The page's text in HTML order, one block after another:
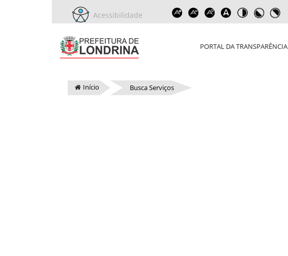
Acessibilidade
PORTAL DA TRANSPARÊNCIA
Início Busca Serviços